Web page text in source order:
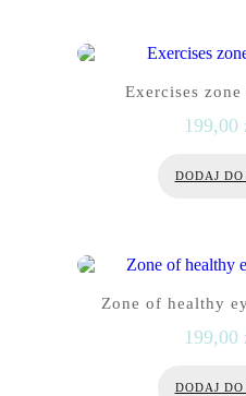
Exercises
199,00
DODAJ
Zone of healthy
199,00
DODAJ